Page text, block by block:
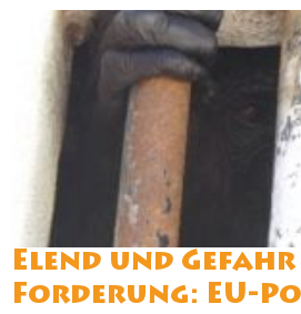
Elend und Gefahr
Forderung: EU-